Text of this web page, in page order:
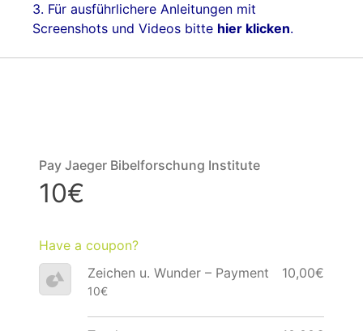
3. Für ausführlichere Anleitungen mit
Screenshots und Videos bitte hier klicken.
Pay Jaeger Bibelforschung Institute
10€
Have a coupon?
Zeichen u. Wunder – Payment
10€
10,00€